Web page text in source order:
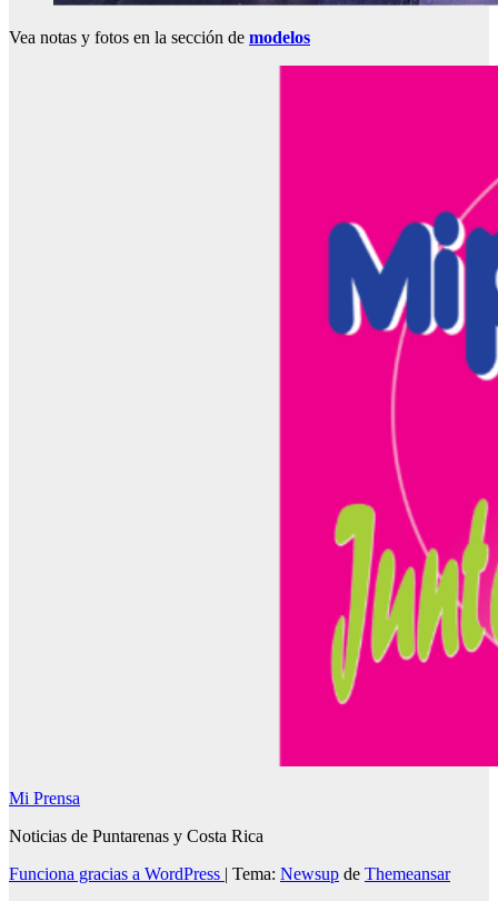
Vea notas y fotos en la sección de modelos
Mi Prensa
Noticias de Puntarenas y Costa Rica
Funciona gracias a WordPress | Tema: Newsup de Themeansar